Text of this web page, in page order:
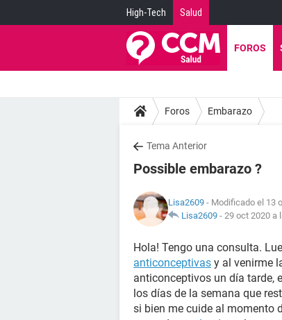
High-Tech Salud
FOROS
Foros Embarazo
Tema Anterior
Possible embarazo ?
Lisa2609 - Modificado el 13
Lisa2609 - 29 oct 2020 a
Hola! Tengo una consulta.
anticonceptivas y al venirme
anticonceptivos un día tarde,
los días de la semana que
si bien me cuide al momento